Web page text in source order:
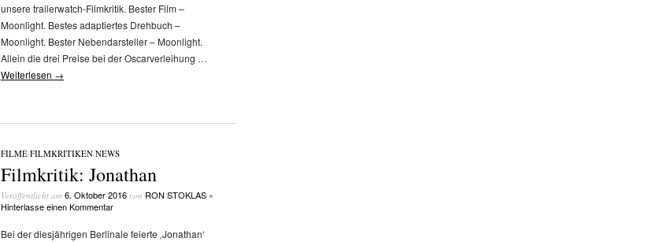
unsere trailerwatch-Filmkritik. Bester Film –
Moonlight. Bestes adaptiertes Drehbuch –
Moonlight. Bester Nebendarsteller – Moonlight.
Allein die drei Preise bei der Oscarverleihung …
Weiterlesen →
FILME/FILMKRITIKEN/NEWS
Filmkritik: Jonathan
Veröffentlicht am 6. Oktober 2016von RON STOKLAS •
Hinterlasse einen Kommentar
Bei der diesjährigen Berlinale feierte ‚Jonathan‘